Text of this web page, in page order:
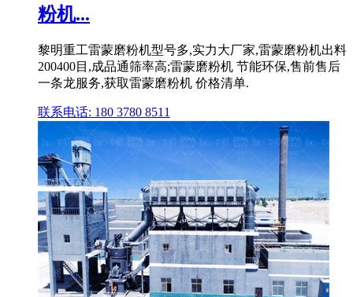
粉机...
黎明重工雷蒙磨粉机型号多,实力大厂家,雷蒙磨粉机出料
200400目,成品通筛率高;雷蒙磨粉机 节能环保,售前售后
一条龙服务,获取雷蒙磨粉机 价格清单.
联系电话: 180 3780 8511